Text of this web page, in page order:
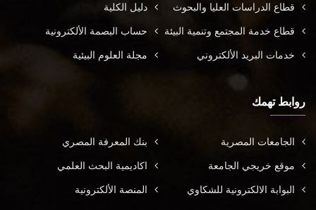
قطاع الدراسات العليا والبحوث دليل الكلية
قطاع خدمة المجتمع وتنمية البيئة حساب البصمة الألكترونية
خدمات البريد الألكتروني مجلة العلوم البيئية
روابط تهمك
الجامعات المصرية بنك المعرفة المصري
موقع خريجي الجامعة اكاديمية البحث العلمي
البوابة الالكترونية للشكاوي المنصة الألكترونية